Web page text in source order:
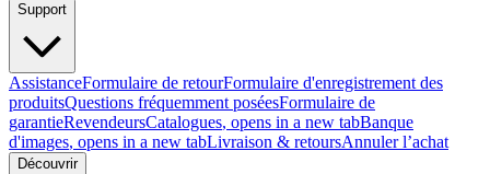
Support
AssistanceFormulaire de retourFormulaire d'enregistrement des
produitsQuestions fréquemment poséesFormulaire de
garantieRevendeursCatalogues, opens in a new tabBanque
d'images, opens in a new tabLivraison & retoursAnnuler l’achat
Découvrir